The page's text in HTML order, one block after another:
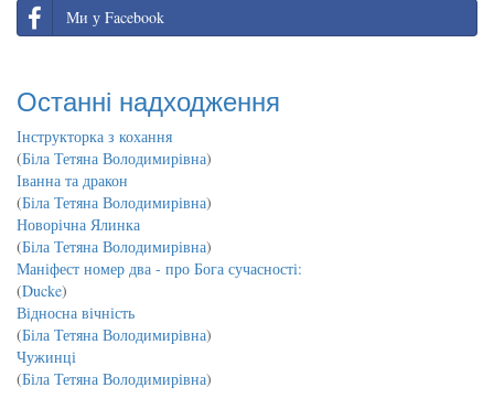
Ми у Facebook
Останні надходження
Інструкторка з кохання
(Біла Тетяна Володимирівна)
Іванна та дракон
(Біла Тетяна Володимирівна)
Новорічна Ялинка
(Біла Тетяна Володимирівна)
Маніфест номер два - про Бога сучасності:
(Ducke)
Відносна вічність
(Біла Тетяна Володимирівна)
Чужинці
(Біла Тетяна Володимирівна)